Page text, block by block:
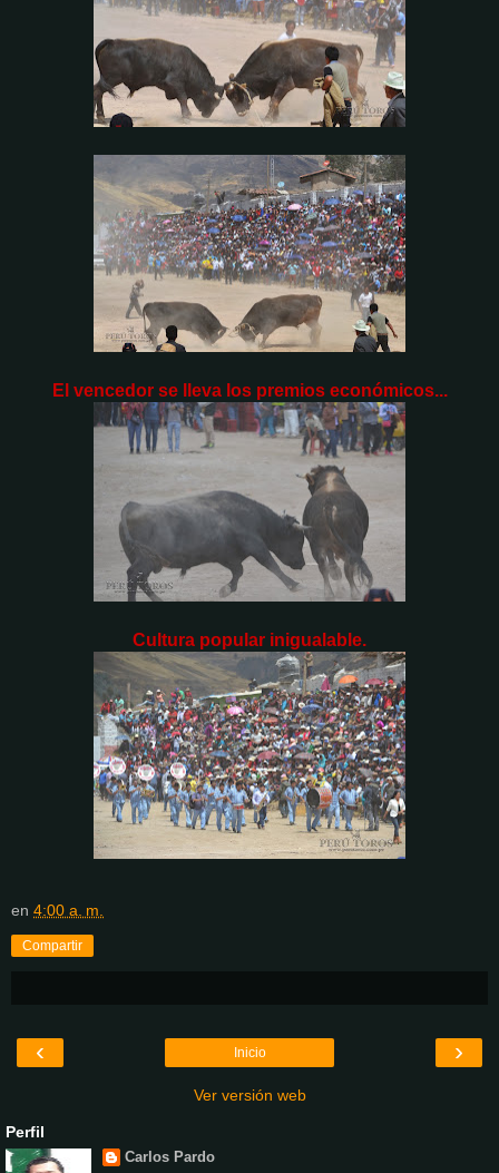
El vencedor se lleva los premios económicos...
Cultura popular inigualable.
en 4:00 a. m.
Compartir
‹ ›
Inicio
Ver versión web
Perfil
Carlos Pardo